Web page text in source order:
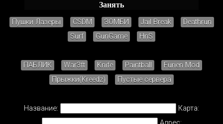
Занять
Пушки Лазеры CSDM ЗОМБИ Jail Break
Deathrun
Surf
GunGame HnS
ПАБЛИК War3ft Knife Paintball
Furien Mod
Прыжки(Kreedz)
Пустые сервера
Название:
Карта: